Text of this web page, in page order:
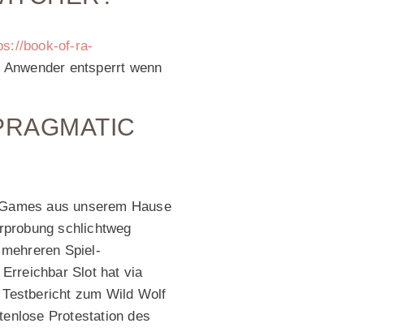
book-of-ra-
entsperrt wenn
aus unserem Hause
schlichtweg
Spiel-
Slot hat via
zum Wild Wolf
Protestation des